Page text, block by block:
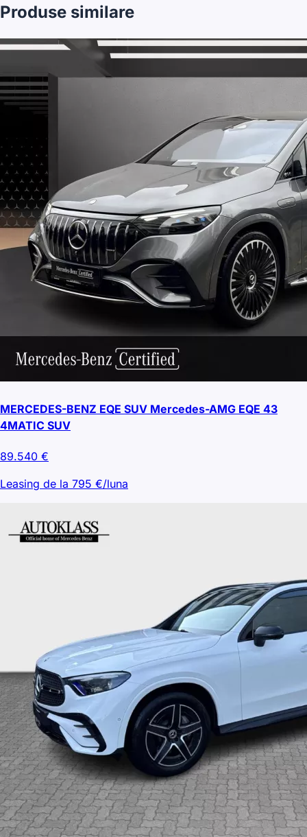
Produse similare
MERCEDES-BENZ EQE SUV Mercedes-AMG EQE 43
4MATIC SUV
89.540 €
Leasing de la 795 €/luna